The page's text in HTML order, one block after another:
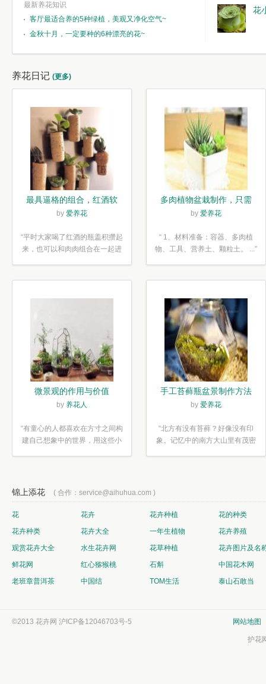
最新养花知识
客厅最适合养的5种绿植，美观又净化空气~
金秋十月，一定要种的6种漂亮的花~
花
养花日记 (更多)
最具逼格的组合，红酒软
木塞diy多肉植物盆栽
by 爱养花
“平时大家喝了红酒的瓶盖积攒起
来，也可以和肉肉组合在一起进
多肉植物盆栽制作，只需
简单6步
by 爱养花
“ 1、材料准备：容器、多肉植
物、工具、营养土、颗粒土。 ...”
微景观的作用与价值
by 养花人
“有童心的人都喜欢在方寸之间构
建自己想象中的世界，用这些小
手工苔藓瓶盆景制作方法
by 爱养花
“北方有没有苔藓？好像没有印
象。记忆中的南方大山里有茂密
锦上添花 ( 合作：service@aihuhua.com )
花 花卉 花卉种植
花的种类
花卉种类
花卉大全 一年生植物
花卉养殖
观赏花卉大全
水生花卉网 花草种植
花卉图片及名
鲜花网
红心猕猴桃 石斛
中国花木网
老班章普洱茶
中国结 TOM生活 泰山石敢当
©2013 花卉网 沪ICP备12046703号-5 网站地图
护花